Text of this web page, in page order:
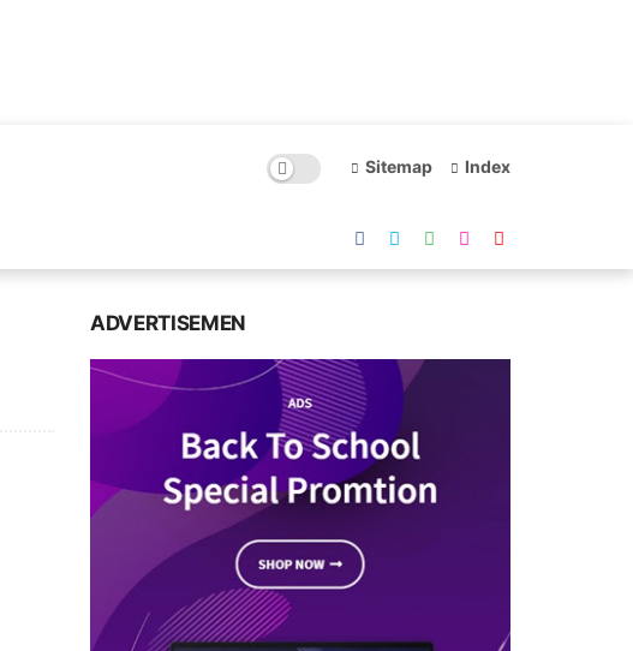
Sitemap Index
ADVERTISEMEN